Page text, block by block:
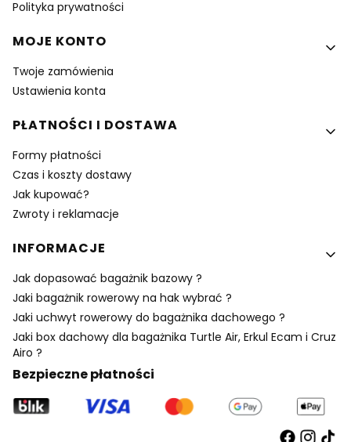
Polityka prywatności
MOJE KONTO
Twoje zamówienia
Ustawienia konta
PŁATNOŚCI I DOSTAWA
Formy płatności
Czas i koszty dostawy
Jak kupować?
Zwroty i reklamacje
INFORMACJE
Jak dopasować bagażnik bazowy ?
Jaki bagażnik rowerowy na hak wybrać ?
Jaki uchwyt rowerowy do bagażnika dachowego ?
Jaki box dachowy dla bagażnika Turtle Air, Erkul Ecam i Cruz
Airo ?
Bezpieczne płatności